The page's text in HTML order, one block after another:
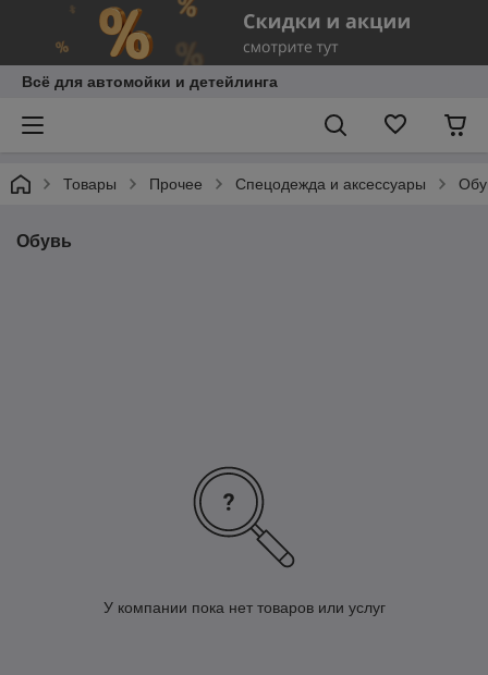
Всё для автомойки и детейлинга
Товары Прочее Спецодежда и аксессуары
Обувь
У компании пока нет товаров или услуг